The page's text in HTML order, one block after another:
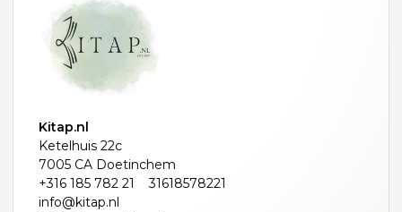
Kitap.nl
Ketelhuis 22c
7005 CA Doetinchem
+316 185 782 21
31618578221
info@kitap.nl